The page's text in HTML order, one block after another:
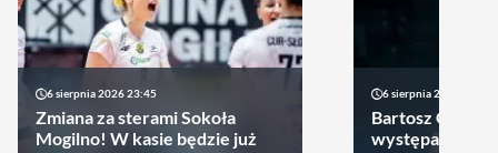
6 sierpnia 2026 23:45
Zmiana za sterami Sokoła
Mogilno! W kasie będzie już
6 sierpnia 2026 17:40
Bartosz
występach w